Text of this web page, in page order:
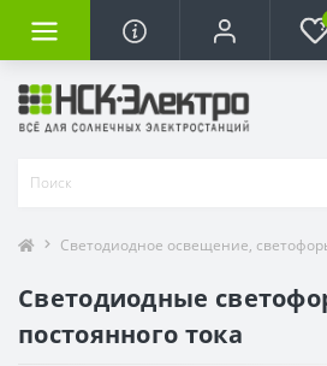
Светодиодное освещение,
Светодиодные
постоянного тока